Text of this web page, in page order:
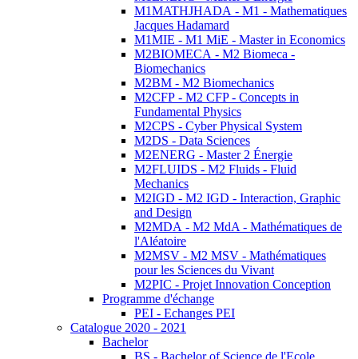
M1MATHJHADA - M1 - Mathematiques
Jacques Hadamard
M1MIE - M1 MiE - Master in Economics
M2BIOMECA - M2 Biomeca -
Biomechanics
M2BM - M2 Biomechanics
M2CFP - M2 CFP - Concepts in
Fundamental Physics
M2CPS - Cyber Physical System
M2DS - Data Sciences
M2ENERG - Master 2 Énergie
M2FLUIDS - M2 Fluids - Fluid
Mechanics
M2IGD - M2 IGD - Interaction, Graphic
and Design
M2MDA - M2 MdA - Mathématiques de
l'Aléatoire
M2MSV - M2 MSV - Mathématiques
pour les Sciences du Vivant
M2PIC - Projet Innovation Conception
Programme d'échange
PEI - Echanges PEI
Catalogue 2020 - 2021
Bachelor
BS - Bachelor of Science de l'Ecole